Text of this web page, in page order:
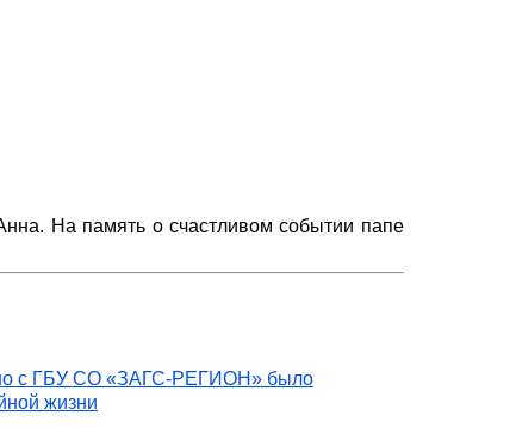
На память о счастливом событии папе
с ГБУ СО «ЗАГС-РЕГИОН» было
жизни